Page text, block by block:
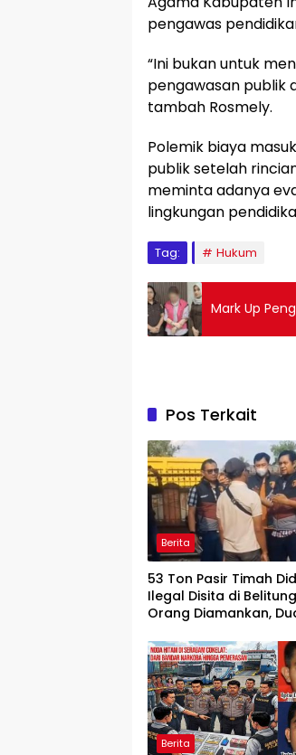
pengawas
“Ini bukan untuk
pengawasan publik
tambah Rosmely.
Polemik biaya
publik setelah
meminta adanya
lingkungan
Tag: Hukum
Mark Up
Pos Terkait
Berita
53 Ton Pasir Timah
Ilegal Disita di
Orang Diamankan,
Berita